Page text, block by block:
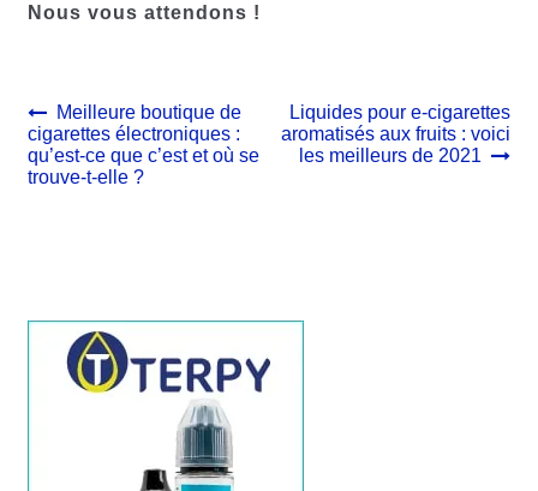
Nous vous attendons !
Navigation
de
l’article
Article
précédent :
Meilleure boutique de
cigarettes électroniques :
qu’est-ce que c’est et où se
trouve-t-elle ?
Article
suivant :
Liquides pour e-cigarettes
aromatisés aux fruits : voici
les meilleurs de 2021